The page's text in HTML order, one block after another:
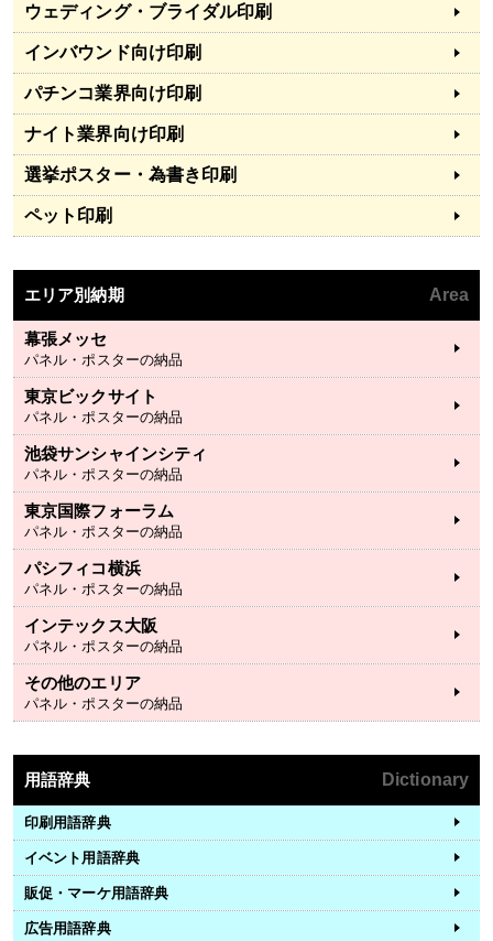
ウェディング・ブライダル印刷
インバウンド向け印刷
パチンコ業界向け印刷
ナイト業界向け印刷
選挙ポスター・為書き印刷
ペット印刷
エリア別納期 Area
幕張メッセ
パネル・ポスターの納品
東京ビックサイト
パネル・ポスターの納品
池袋サンシャインシティ
パネル・ポスターの納品
東京国際フォーラム
パネル・ポスターの納品
パシフィコ横浜
パネル・ポスターの納品
インテックス大阪
パネル・ポスターの納品
その他のエリア
パネル・ポスターの納品
用語辞典 Dictionary
印刷用語辞典
イベント用語辞典
販促・マーケ用語辞典
広告用語辞典